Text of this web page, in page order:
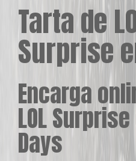
Tarta de
Surprise
Encarga
LOL
Days